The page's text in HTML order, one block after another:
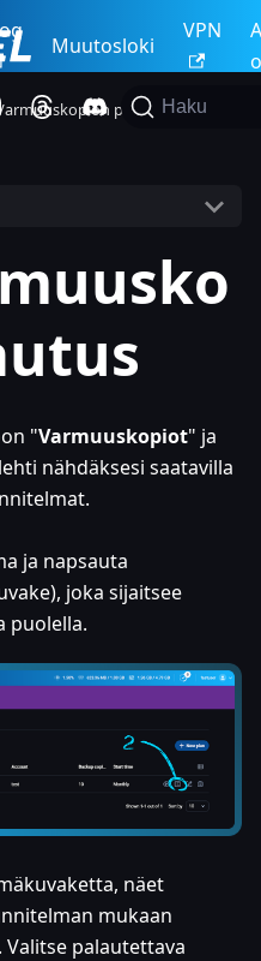
Muutosloki
VPN
Haku
palautus
"Varmuuskopiot" ja
nähdäksesi saatavilla
ja napsauta
joka sijaitsee
puolella.
näet
mukaan
palautettava